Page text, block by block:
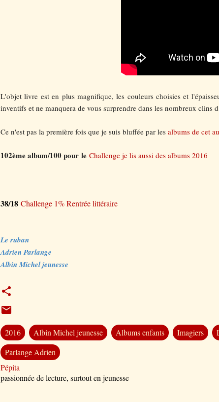
L'objet livre est en plus magnifique, les couleurs choisies et
inventifs et ne manquera de vous surprendre dans les nombreux clins
Ce n'est pas la première fois que je suis bluffée par les albums de cet
102ème album/100 pour le Challenge je lis aussi des albums 2016
38/18 Challenge 1% Rentrée littéraire
Le ruban
Adrien Parlange
Albin Michel jeunesse
2016 Albin Michel jeunesse Albums enfants Imagiers
Parlange Adrien
Pépita
passionnée de lecture, surtout en jeunesse